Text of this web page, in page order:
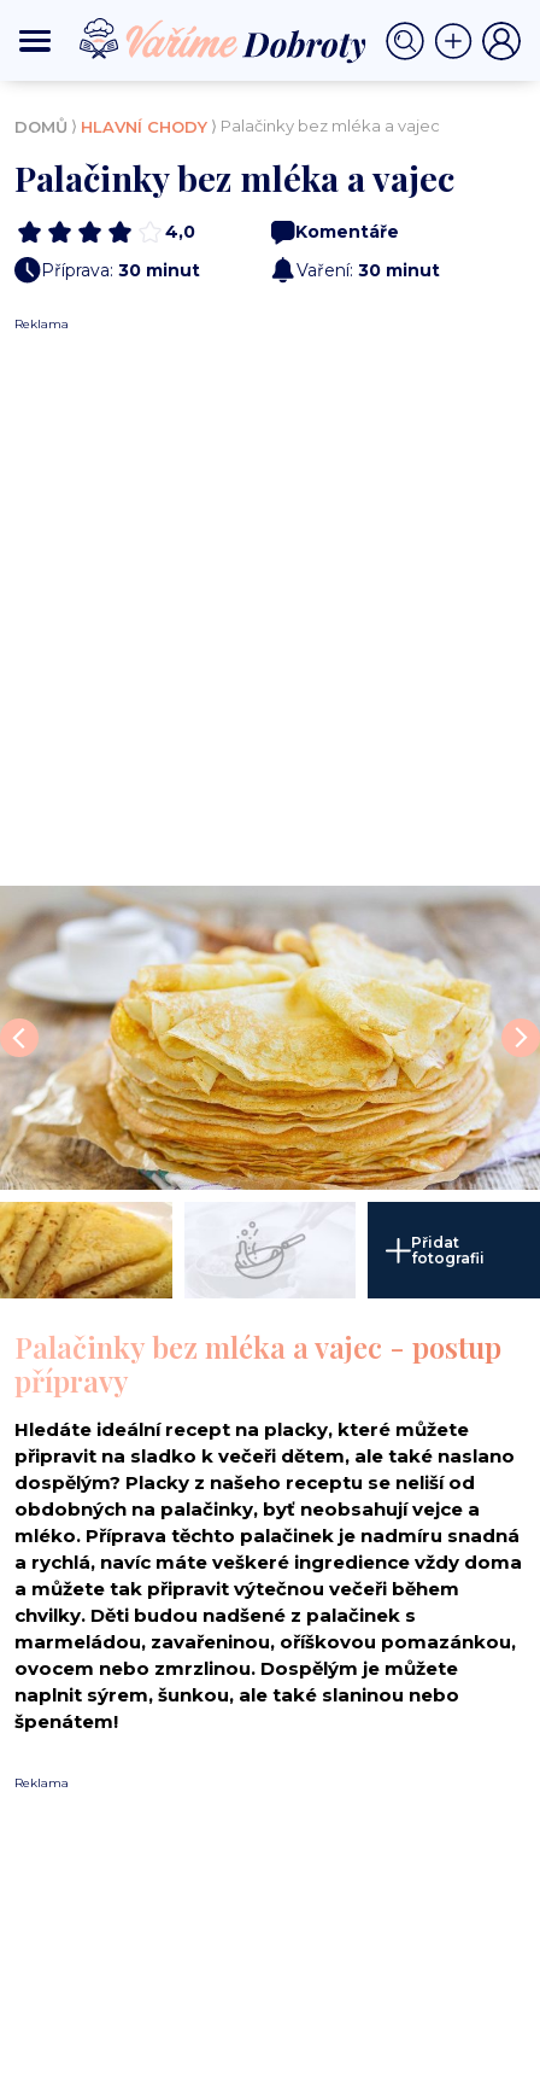
DOMŮ ⟩ HLAVNÍ CHODY ⟩ Palačinky bez mléka a vajec
Palačinky bez mléka a vajec
4,0
Komentáře
Příprava: 30 minut Vaření: 30 minut
Reklama
Přidat
fotografii
Palačinky bez mléka a vajec - postup
přípravy
Hledáte ideální recept na placky, které můžete
připravit na sladko k večeři dětem, ale také naslano
dospělým? Placky z našeho receptu se neliší od
obdobných na palačinky, byť neobsahují vejce a
mléko. Příprava těchto palačinek je nadmíru snadná
a rychlá, navíc máte veškeré ingredience vždy doma
a můžete tak připravit výtečnou večeři během
chvilky. Děti budou nadšené z palačinek s
marmeládou, zavařeninou, oříškovou pomazánkou,
ovocem nebo zmrzlinou. Dospělým je můžete
naplnit sýrem, šunkou, ale také slaninou nebo
špenátem!
Reklama